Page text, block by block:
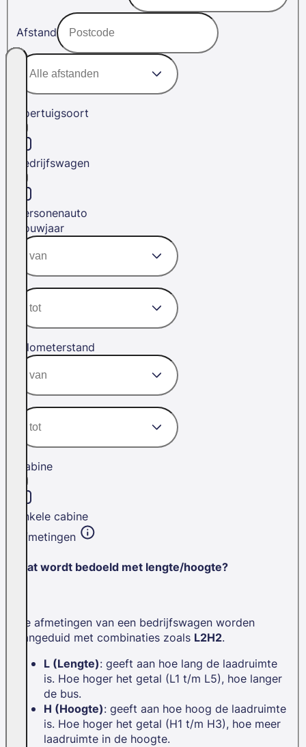
Afstand
Voertuigsoort
Bedrijfswagen
Personenauto
Bouwjaar
Kilometerstand
Cabine
Enkele cabine
Afmetingen
Wat wordt bedoeld met lengte/hoogte?
De afmetingen van een bedrijfswagen worden
aangeduid met combinaties zoals L2H2.
L (Lengte): geeft aan hoe lang de laadruimte
is. Hoe hoger het getal (L1 t/m L5), hoe langer
de bus.
H (Hoogte): geeft aan hoe hoog de laadruimte
is. Hoe hoger het getal (H1 t/m H3), hoe meer
laadruimte in de hoogte.